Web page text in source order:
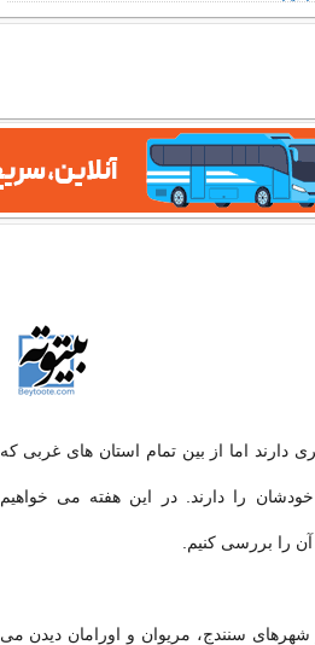
دارند اما از بین تمام استان های غربی که
را دارند. در این هفته می خواهیم
را بررسی کنیم.
سنندج، مریوان و اورامان دیدن می